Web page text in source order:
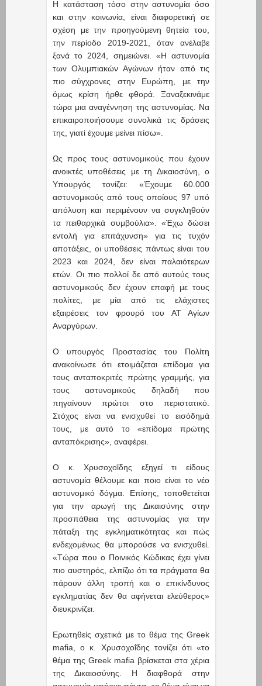
Η κατάσταση τόσο στην αστυνομία όσο
και στην κοινωνία, είναι διαφορετική σε
σχέση με την προηγούμενη θητεία του,
την περίοδο 2019-2021, όταν ανέλαβε
ξανά το 2024, σημειώνει. «Η αστυνομία
των Ολυμπιακών Αγώνων ήταν από τις
πιο σύγχρονες στην Ευρώπη, με την
όμως κρίση ήρθε φθορά. Ξαναξεκινάμε
τώρα μια αναγέννηση της αστυνομίας. Να
επικαιροποιήσουμε συνολικά τις δράσεις
της, γιατί έχουμε μείνει πίσω».
Ως προς τους αστυνομικούς που έχουν
ανοικτές υποθέσεις με τη Δικαιοσύνη, ο
Υπουργός τονίζει: «Έχουμε 60.000
αστυνομικούς από τους οποίους 97 υπό
απόλυση και περιμένουν να συγκληθούν
τα πειθαρχικά συμβούλια». «Έχω δώσει
εντολή για επιτάχυνση» για τις τυχόν
αποτάξεις, οι υποθέσεις πάντως είναι του
2023 και 2024, δεν είναι παλαιότερων
ετών. Οι πιο πολλοί δε από αυτούς τους
αστυνομικούς δεν έχουν επαφή με τους
πολίτες, με μία από τις ελάχιστες
εξαιρέσεις τον φρουρό του ΑΤ Αγίων
Αναργύρων.
Ο υπουργός Προστασίας του Πολίτη
ανακοίνωσε ότι ετοιμάζεται επίδομα για
τους ανταποκριτές πρώτης γραμμής, για
τους αστυνομικούς δηλαδή που
πηγαίνουν πρώτοι στο περιστατικό.
Στόχος είναι να ενισχυθεί το εισόδημά
τους, με αυτό το «επίδομα πρώτης
ανταπόκρισης», αναφέρει.
Ο κ. Χρυσοχοΐδης εξηγεί τι είδους
αστυνομία θέλουμε και ποιο είναι το νέο
αστυνομικό δόγμα. Επίσης, τοποθετείται
για την αρωγή της Δικαισύνης στην
προσπάθεια της αστυνομίας για την
πάταξη της εγκληματικότητας και πώς
ενδεχομένως θα μπορούσε να ενισχυθεί.
«Τώρα που ο Ποινικός Κώδικας έχει γίνει
πιο αυστηρός, ελπίζω ότι τα πράγματα θα
πάρουν άλλη τροπή και ο επικίνδυνος
εγκληματίας δεν θα αφήνεται ελεύθερος»
διευκρινίζει.
Ερωτηθείς σχετικά με το θέμα της Greek
mafia, ο κ. Χρυσοχοΐδης τονίζει ότι «το
θέμα της Greek mafia βρίσκεται στα χέρια
της Δικαιοσύνης. Η διαφθορά στην